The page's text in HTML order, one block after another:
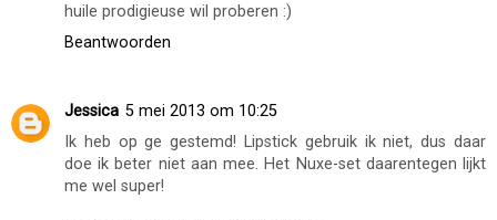
huile prodigieuse wil proberen :)
Beantwoorden
Jessica 5 mei 2013 om 10:25
Ik heb op ge gestemd! Lipstick gebruik ik niet, dus daar
doe ik beter niet aan mee. Het Nuxe-set daarentegen lijkt
me wel super!